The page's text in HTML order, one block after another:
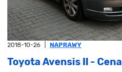
2018-10-26 NAPRAWY
Toyota Avensis II -